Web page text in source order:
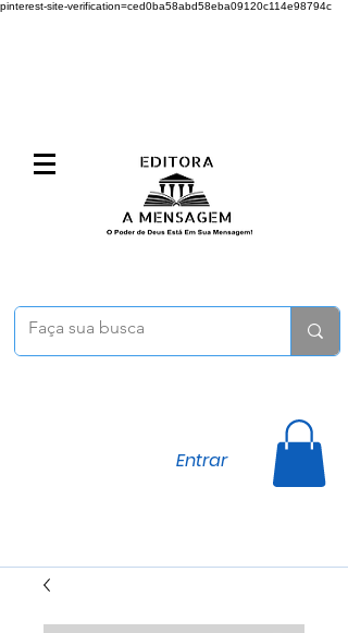
pinterest-site-verification=ced0ba58abd58eba09120c114e98794c
Entrar